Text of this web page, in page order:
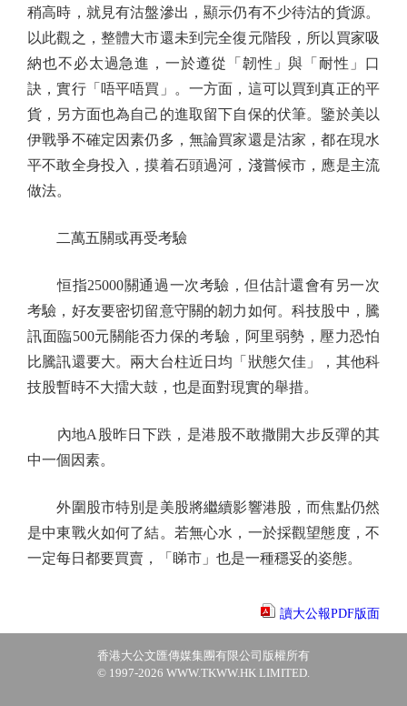
稍高時，就見有沽盤滲出，顯示仍有不少待沽的貨源。
以此觀之，整體大市還未到完全復元階段，所以買家吸
納也不必太過急進，一於遵從「韌性」與「耐性」口
訣，實行「唔平唔買」。一方面，這可以買到真正的平
貨，另方面也為自己的進取留下自保的伏筆。鑒於美以
伊戰爭不確定因素仍多，無論買家還是沽家，都在現水
平不敢全身投入，摸着石頭過河，淺嘗候市，應是主流
做法。
二萬五關或再受考驗
恒指25000關通過一次考驗，但估計還會有另一次
考驗，好友要密切留意守關的韌力如何。科技股中，騰
訊面臨500元關能否力保的考驗，阿里弱勢，壓力恐怕
比騰訊還要大。兩大台柱近日均「狀態欠佳」，其他科
技股暫時不大擂大鼓，也是面對現實的舉措。
內地A股昨日下跌，是港股不敢撒開大步反彈的其
中一個因素。
外圍股市特別是美股將繼續影響港股，而焦點仍然
是中東戰火如何了結。若無心水，一於採觀望態度，不
一定每日都要買賣，「睇市」也是一種穩妥的姿態。
讀大公報PDF版面
香港大公文匯傳媒集團有限公司版權所有
© 1997-2026 WWW.TKWW.HK LIMITED.